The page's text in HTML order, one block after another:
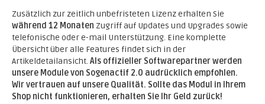
Zusätzlich zur zeitlich unbefristeten Lizenz erhalten Sie
während 12 Monaten Zugriff auf Updates und Upgrades sowie
telefonische oder e-mail Unterstützung. Eine komplette
Übersicht über alle Features findet sich in der
Artikeldetailansicht. Als offizieller Softwarepartner werden
unsere Module von Sogenactif 2.0 audrücklich empfohlen.
Wir vertrauen auf unsere Qualität. Sollte das Modul in Ihrem
Shop nicht funktionieren, erhalten Sie Ihr Geld zurück!